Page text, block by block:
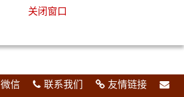
关闭窗口
微信 联系我们 友情链接